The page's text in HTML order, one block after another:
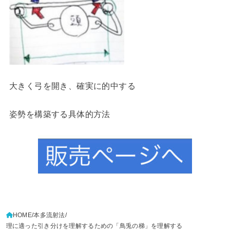
大きく弓を開き、確実に的中する
姿勢を構築する具体的方法
HOME 本多流射法
理に適った引き分けを理解するための「鳥兎の梯」を理解する